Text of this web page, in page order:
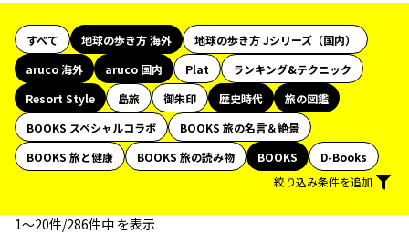
すべて 地球の歩き方 海外
地球の歩き方 Jシリーズ（国内）
aruco 海外
aruco 国内 Plat
ランキング&テクニック
Resort Style
島旅 御朱印 歴史時代
旅の図鑑
BOOKS スペシャルコラボ
BOOKS 旅の名言＆絶景
BOOKS 旅と健康
BOOKS 旅の読み物 BOOKS
D-Books
絞り込み条件を追加
1〜20件/286件中 を表示